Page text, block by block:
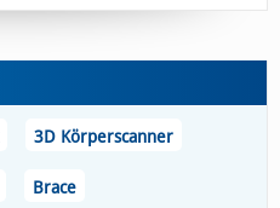
3D Körperscanner
Brace